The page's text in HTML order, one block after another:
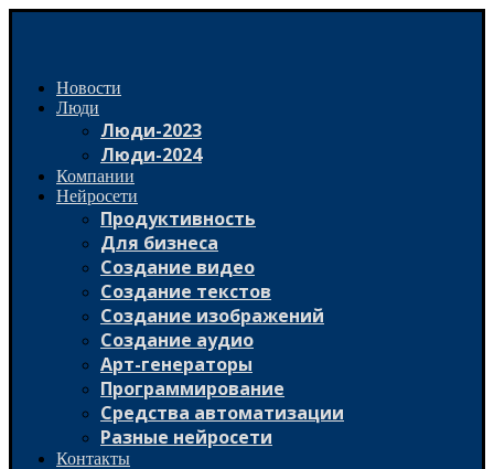
Новости
Люди
Люди-2023
Люди-2024
Компании
Нейросети
Продуктивность
Для бизнеса
Создание видео
Создание текстов
Создание изображений
Создание аудио
Арт-генераторы
Программирование
Средства автоматизации
Разные нейросети
Контакты